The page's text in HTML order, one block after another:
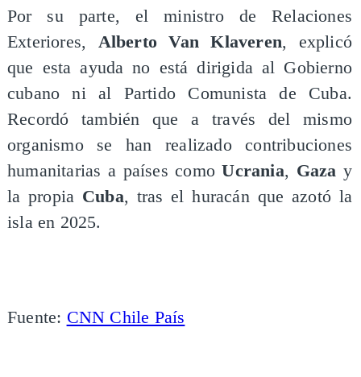
Por su parte, el ministro de Relaciones
Exteriores, Alberto Van Klaveren, explicó
que esta ayuda no está dirigida al Gobierno
cubano ni al Partido Comunista de Cuba.
Recordó también que a través del mismo
organismo se han realizado contribuciones
humanitarias a países comoUcrania, Gaza y
la propia Cuba, tras el huracán que azotó la
isla en 2025.
Fuente: CNN Chile País